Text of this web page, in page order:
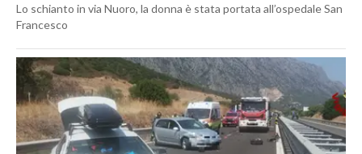
Lo schianto in via Nuoro, la donna è stata portata all’ospedale San
Francesco